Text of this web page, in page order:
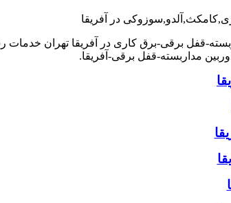
در آفریقا
قفل برقی-برق کاری در آفریقا تهران
مداربسته-قفل برقی-آفریقا.